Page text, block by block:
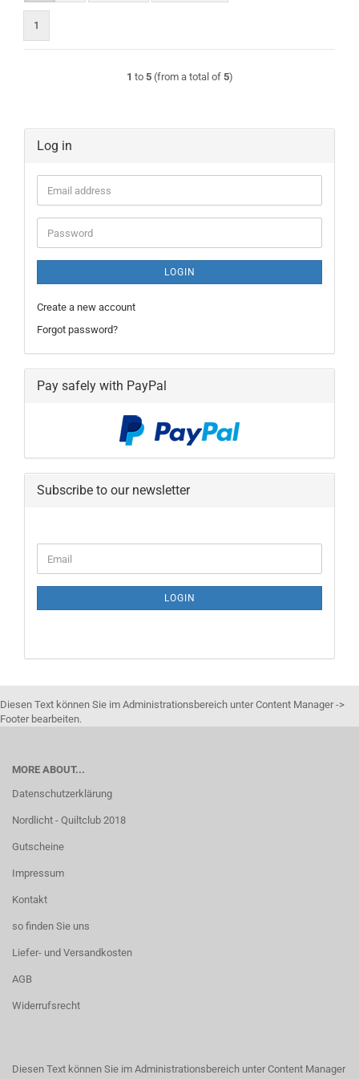
1
1 to 5(from a total of 5)
Log in
Email
address
Password
LOGIN
Create a new account
Forgot password?
Pay safely with PayPal
Subscribe to our newsletter
TO
PAGE
Email
LOGIN
Diesen Text können Sie im Administrationsbereich unter Content Manager ->
Footer bearbeiten.
MORE ABOUT...
Datenschutzerklärung
Nordlicht - Quiltclub 2018
Gutscheine
Impressum
Kontakt
so finden Sie uns
Liefer- und Versandkosten
AGB
Widerrufsrecht
Diesen Text können Sie im Administrationsbereich unter Content Manager